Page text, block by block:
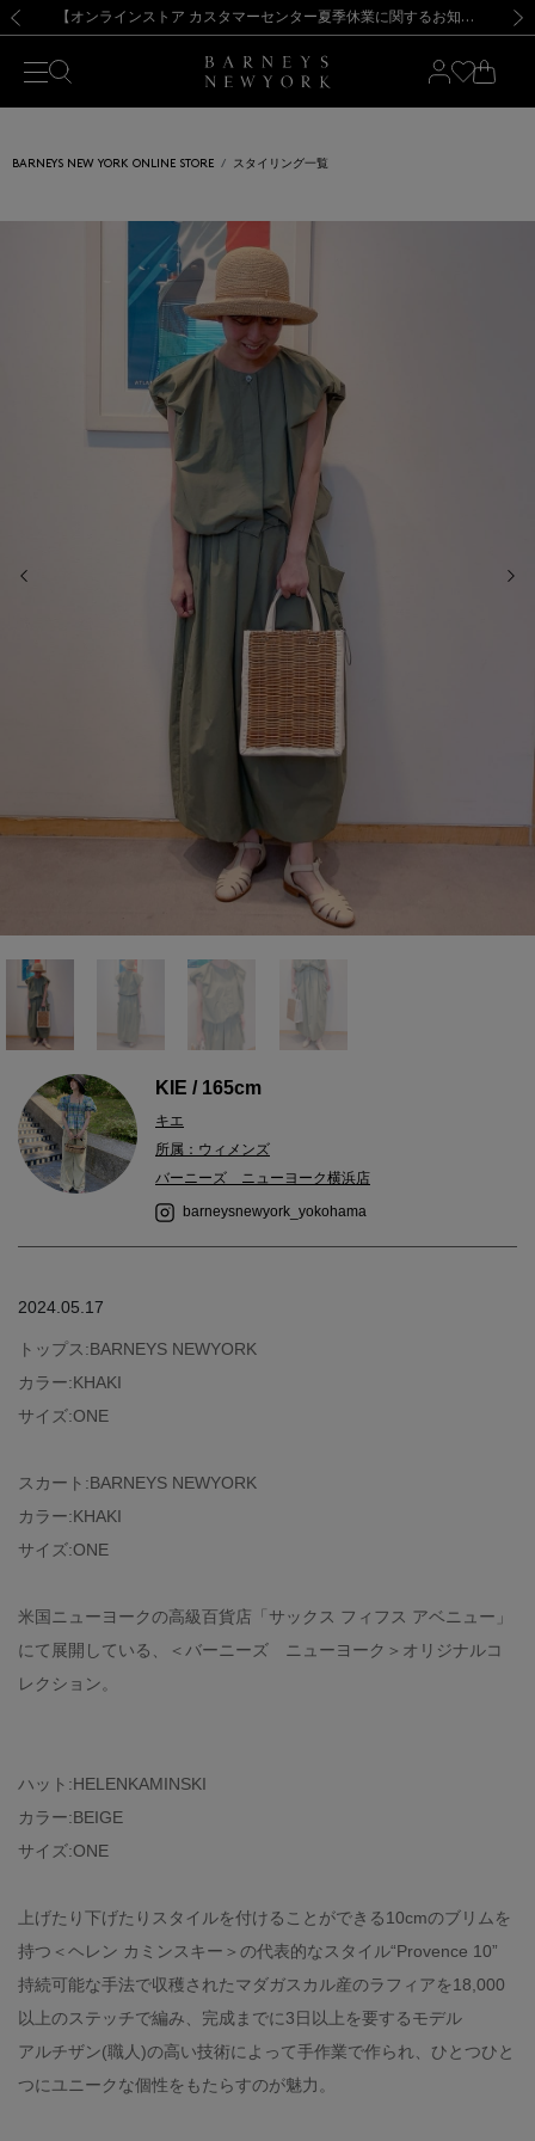
新規登録のお客様も対象！＜MY BARNEYS＞会員のお客様は11,000円（税込）以上のお買上げで常時送料無料！お買い物の際は会員登録を！
【夏季休業に伴う出荷一時停止のお知らせ】(2026.8.7) 【オンラインストア カスタマーセンター夏季休業に関するお知らせ】（2026.8.7）
【夏季休業に伴う返品・交換承り一時停止のお知らせ】（2026.8.5）
熊本県を中心とした地震の影響によるお荷物のお届けについて
【開催中】SUMMER SALEのご案内・ご注意事項 新規登録のお客様も対象！＜MY BARNEYS＞会員のお客様は11,000円（税込）以上のお買上げで常時送料無料！お買い物の際は会員登録を！
【夏季休業に伴う出荷一時停止のお知らせ】(2026.8.7)
BARNEYS NEW YORK ONLINE STORE スタイリング一覧
KIE / 165cm
キエ
所属：ウィメンズ
バーニーズ ニューヨーク横浜店
barneysnewyork_yokohama
2024.05.17
トップス:BARNEYS NEWYORK
カラー:KHAKI
サイズ:ONE
スカート:BARNEYS NEWYORK
カラー:KHAKI
サイズ:ONE
米国ニューヨークの高級百貨店「サックス フィフス アベニュー」
にて展開している、＜バーニーズ ニューヨーク＞オリジナルコ
レクション。
ハット:HELENKAMINSKI
カラー:BEIGE
サイズ:ONE
上げたり下げたりスタイルを付けることができる10cmのブリムを
持つ＜ヘレン カミンスキー＞の代表的なスタイル“Provence 10”
持続可能な手法で収穫されたマダガスカル産のラフィアを18,000
以上のステッチで編み、完成までに3日以上を要するモデル
アルチザン(職人)の高い技術によって手作業で作られ、ひとつひと
つにユニークな個性をもたらすのが魅力。